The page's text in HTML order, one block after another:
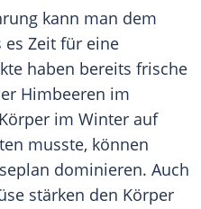
kann man dem
es Zeit für eine
haben bereits frische
Himbeeren im
im Winter auf
musste, können
dominieren. Auch
stärken den Körper